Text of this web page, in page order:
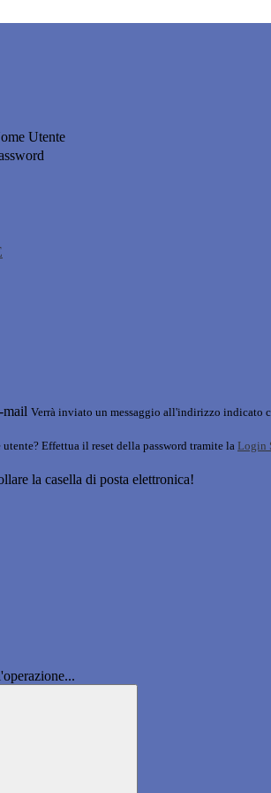
Utente
mail Verrà inviato un messaggio all'indirizzo indicato
Effettua il reset della password tramite la Login
la casella di posta elettronica!